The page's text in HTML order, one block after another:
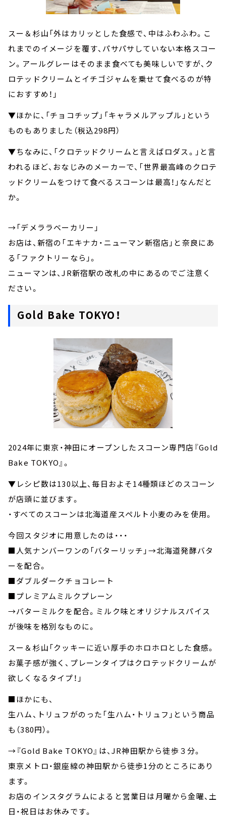
スー＆杉山「外はカリッとした食感で、中はふわふわ。こ
れまでのイメージを覆す、パサパサしていない本格スコー
ン。アールグレーはそのまま食べても美味しいですが、ク
ロテッドクリームとイチゴジャムを乗せて食べるのが特
におすすめ！」
▼ほかに、「チョコチップ」「キャラメルアップル」という
ものもありました（税込298円）
▼ちなみに、「クロテッドクリームと言えばロダス。」と言
われるほど、おなじみのメーカーで、「世界最高峰のクロテ
ッドクリームをつけて食べるスコーンは最高！」なんだと
か。
→「デメララベーカリー」
お店は、新宿の「エキナカ・ニューマン新宿店」と奈良にあ
る「ファクトリーなら」。
ニューマンは、JR新宿駅の改札の中にあるのでご注意く
ださい。
Gold Bake TOKYO！
2024年に東京・神田にオープンしたスコーン専門店『Gold
Bake TOKYO』。
▼レシピ数は130以上、毎日およそ14種類ほどのスコーン
が店頭に並びます。
・すべてのスコーンは北海道産スペルト小麦のみを使用。
今回スタジオに用意したのは・・・
■人気ナンバーワンの「バターリッチ」→北海道発酵バタ
ーを配合。
■ダブルダークチョコレート
■プレミアムミルクプレーン
→バターミルクを配合。ミルク味とオリジナルスパイス
が後味を格別なものに。
スー＆杉山「クッキーに近い厚手のホロホロとした食感。
お菓子感が強く、プレーンタイプはクロテッドクリームが
欲しくなるタイプ！」
■ほかにも、
生ハム、トリュフがのった「生ハム・トリュフ」という商品
も（380円）。
→『Gold Bake TOKYO』は、JR神田駅から徒歩３分。
東京メトロ・銀座線の神田駅から徒歩1分のところにあり
ます。
お店のインスタグラムによると営業日は月曜から金曜、土
日・祝日はお休みです。